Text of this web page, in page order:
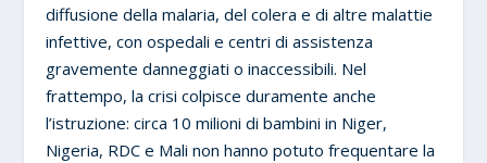
diffusione della malaria, del colera e di altre malattie
infettive, con ospedali e centri di assistenza
gravemente danneggiati o inaccessibili. Nel
frattempo, la crisi colpisce duramente anche
l’istruzione: circa 10 milioni di bambini in Niger,
Nigeria, RDC e Mali non hanno potuto frequentare la